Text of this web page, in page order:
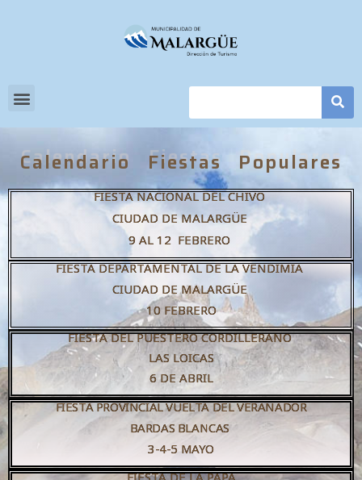
Calendario Fiestas Populares
FIESTA NACIONAL DEL CHIVO
CIUDAD DE MALARGÜE
9 AL 12 FEBRERO
FIESTA DEPARTAMENTAL DE LA VENDIMIA
CIUDAD DE MALARGÜE
10 FEBRERO
FIESTA DEL PUESTERO CORDILLERANO
LAS LOICAS
6 DE ABRIL
FIESTA PROVINCIAL VUELTA DEL VERANADOR
BARDAS BLANCAS
3-4-5 MAYO